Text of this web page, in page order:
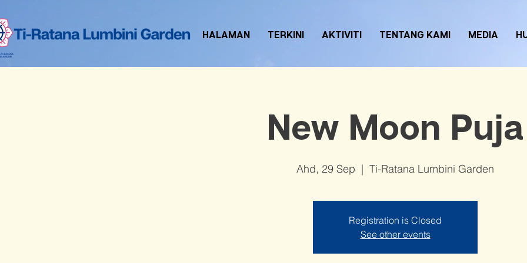
HALAMAN TERKINI AKTIVITI TENTANG KAMI MEDIA
New Moon Puja
Ahd, 29 Sep
  |
Ti-Ratana Lumbini Garden
Registration is Closed
See other events